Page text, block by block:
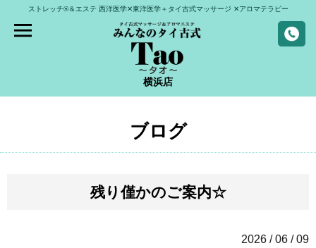
ストレッチ®＆エステ 西洋医学✕東洋医学＋タイ古式マッサージ ✕アロマテラピー
横浜店
ブログ
残り僅かのご案内☆
2026 / 06 / 09